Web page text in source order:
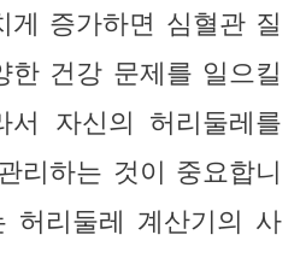
게 증가하면 심혈관 질
한 건강 문제를 일으킬
서 자신의 허리둘레를
리하는 것이 중요합니
허리둘레 계산기의 사